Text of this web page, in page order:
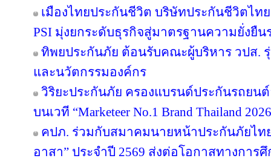
เมืองไทยประกันชีวิต บริษัทประกันชีวิตไท
PSI มุ่งยกระดับธุรกิจสู่มาตรฐานความยั่งยืน
ทิพยประกันภัย ต้อนรับคณะผู้บริหาร วปส.
และนวัตกรรมองค์กร
วิริยะประกันภัย ครองแบรนด์ประกันรถยน
บนเวที “Marketeer No.1 Brand Thailand
คปภ. ร่วมกับสมาคมนายหน้าประกันภัยไท
อาสา” ประจำปี 2569 ส่งต่อโอกาสทางการ